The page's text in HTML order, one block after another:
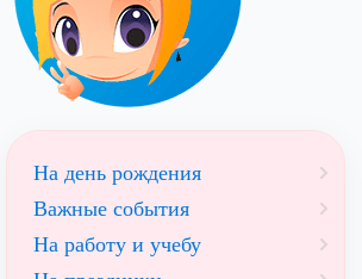
На день рождения
Важные события
На работу и учебу